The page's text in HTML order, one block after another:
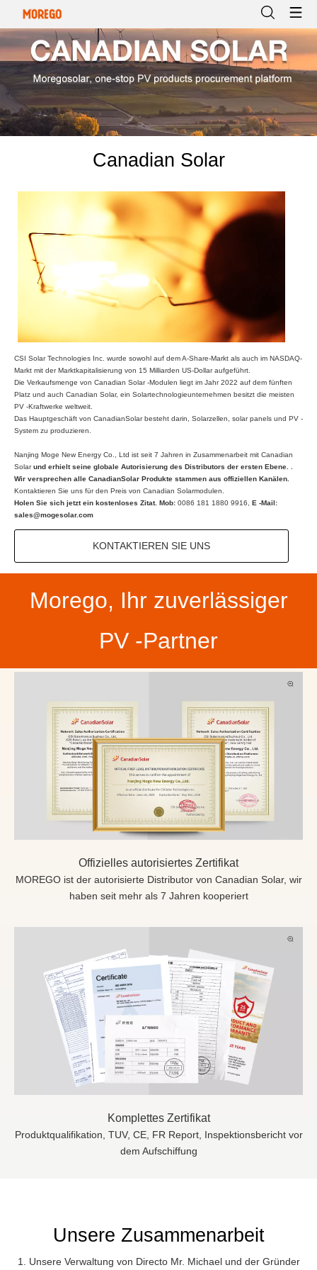
Canadian Solar
CSI Solar Technologies Inc. wurde sowohl auf dem A-Share-Markt als auch im NASDAQ-
Markt mit der Marktkapitalisierung von 15 Milliarden US-Dollar aufgeführt.
Die Verkaufsmenge von Canadian Solar -Modulen liegt im Jahr 2022 auf dem fünften
Platz und auch Canadian Solar, ein Solartechnologieunternehmen besitzt die meisten
PV -Kraftwerke weltweit.
Das Hauptgeschäft von CanadianSolar besteht darin, Solarzellen, solar panels und PV -
System zu produzieren.
Nanjing Moge New Energy Co., Ltd ist seit 7 Jahren in Zusammenarbeit mit Canadian
Solarund erhielt seine globale Autorisierung des Distributors der ersten Ebene. .
Wir versprechen alle CanadianSolar Produkte stammen aus offiziellen Kanälen.
Kontaktieren Sie uns für den Preis von Canadian Solarmodulen.
Holen Sie sich jetzt ein kostenloses Zitat. Mob: 0086 181 1880 9916, E -Mail:
sales@mogesolar.com
KONTAKTIEREN SIE UNS
Morego, Ihr zuverlässiger
PV -Partner
Offizielles autorisiertes Zertifikat
MOREGO ist der autorisierte Distributor von Canadian Solar, wir
haben seit mehr als 7 Jahren kooperiert
Komplettes Zertifikat
Produktqualifikation, TUV, CE, FR Report, Inspektionsbericht vor
dem Aufschiffung
Unsere Zusammenarbeit
1. Unsere Verwaltung von Directo Mr. Michael und der Gründer